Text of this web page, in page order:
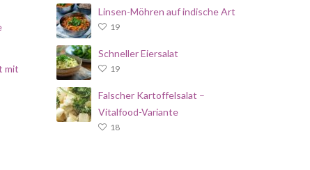
mit
Linsen-Möhren auf indische Art
19
Schneller Eiersalat
19
Falscher Kartoffelsalat –
Vitalfood-Variante
18